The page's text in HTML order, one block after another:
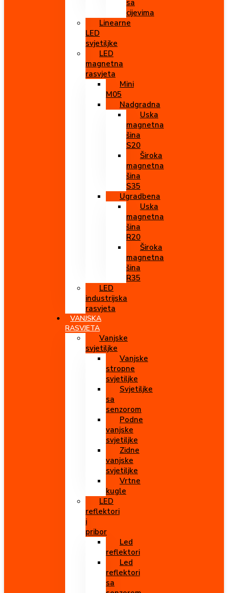
sa
cijevima
Linearne
LED
svjetiljke
LED
magnetna
rasvjeta
Mini
M05
Nadgradna
Uska
magnetna
šina
S20
Široka
magnetna
šina
S35
Ugradbena
Uska
magnetna
šina
R20
Široka
magnetna
šina
R35
LED
industrijska
rasvjeta
VANJSKA
RASVJETA
Vanjske
svjetiljke
Vanjske
stropne
svjetiljke
Svjetiljke
sa
senzorom
Podne
vanjske
svjetiljke
Zidne
vanjske
svjetiljke
Vrtne
kugle
LED
reflektori
i
pribor
Led
reflektori
Led
reflektori
sa